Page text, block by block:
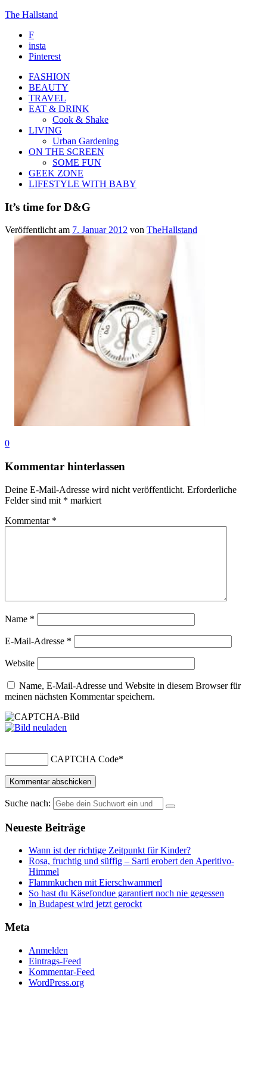
The Hallstand
F
insta
Pinterest
FASHION
BEAUTY
TRAVEL
EAT & DRINK
Cook & Shake
LIVING
Urban Gardening
ON THE SCREEN
SOME FUN
GEEK ZONE
LIFESTYLE WITH BABY
It’s time for D&G
Veröffentlicht am 7. Januar 2012 von TheHallstand
0
Kommentar hinterlassen
Deine E-Mail-Adresse wird nicht veröffentlicht. Erforderliche
Felder sind mit * markiert
Kommentar *
Name *
E-Mail-Adresse *
Website
Name, E-Mail-Adresse und Website in diesem Browser für
meinen nächsten Kommentar speichern.
CAPTCHA Code*
Suche nach:
Neueste Beiträge
Wann ist der richtige Zeitpunkt für Kinder?
Rosa, fruchtig und süffig – Sarti erobert den Aperitivo-
Himmel
Flammkuchen mit Eierschwammerl
So hast du Käsefondue garantiert noch nie gegessen
In Budapest wird jetzt gerockt
Meta
Anmelden
Eintrags-Feed
Kommentar-Feed
WordPress.org